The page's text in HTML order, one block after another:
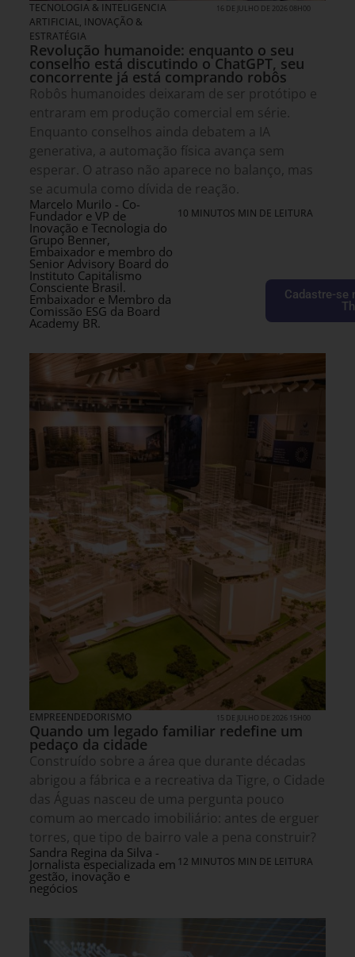
TECNOLOGIA & INTELIGENCIA
ARTIFICIAL, INOVAÇÃO &
ESTRATÉGIA
16 DE JULHO DE 2026 08H00
Revolução humanoide: enquanto o seu
conselho está discutindo o ChatGPT, seu
concorrente já está comprando robôs
Robôs humanoides deixaram de ser protótipo e
entraram em produção comercial em série.
Enquanto conselhos ainda debatem a IA
generativa, a automação física avança sem
esperar. O atraso não aparece no balanço, mas
se acumula como dívida de reação.
Marcelo Murilo - Co-
Fundador e VP de
Inovação e Tecnologia do
Grupo Benner,
Embaixador e membro do
Senior Advisory Board do
Instituto Capitalismo
Consciente Brasil.
Embaixador e Membro da
Comissão ESG da Board
Academy BR.
10 MINUTOS MIN DE LEITURA
EMPREENDEDORISMO 15 DE JULHO DE 2026 15H00
Quando um legado familiar redefine um
pedaço da cidade
Construído sobre a área que durante décadas
abrigou a fábrica e a recreativa da Tigre, o Cidade
das Águas nasceu de uma pergunta pouco
comum ao mercado imobiliário: antes de erguer
torres, que tipo de bairro vale a pena construir?
Sandra Regina da Silva -
Jornalista especializada em
gestão, inovação e
negócios
12 MINUTOS MIN DE LEITURA
Cadastre-se